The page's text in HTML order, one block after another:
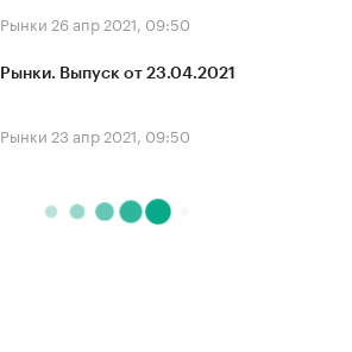
Рынки 26 апр 2021, 09:50
Рынки. Выпуск от 23.04.2021
Рынки 23 апр 2021, 09:50